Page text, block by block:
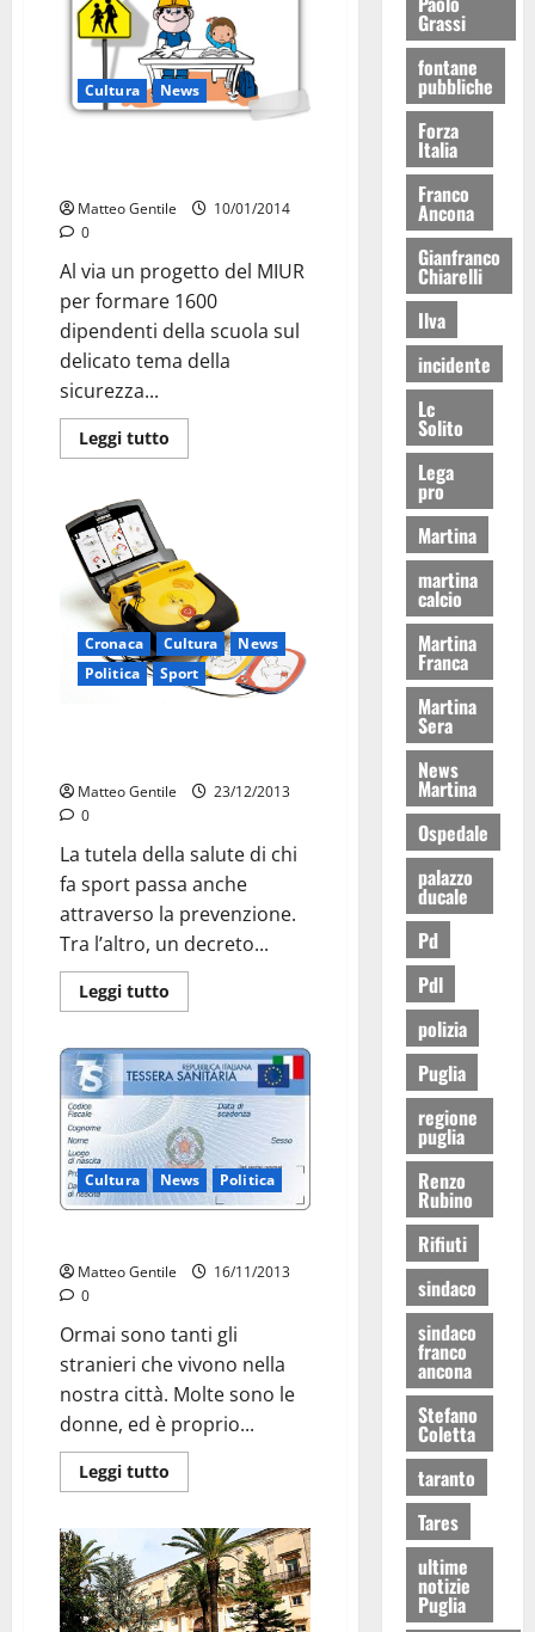
Cultura News
Matteo Gentile
10/01/2014
0
Al via un progetto del MIUR
per formare 1600
dipendenti della scuola sul
delicato tema della
sicurezza...
Leggi tutto
Cronaca Cultura
News
Politica
Sport
Matteo Gentile
23/12/2013
0
La tutela della salute di chi
fa sport passa anche
attraverso la prevenzione.
Tra l’altro, un decreto...
Leggi tutto
Cultura News Politica
Matteo Gentile
16/11/2013
0
Ormai sono tanti gli
stranieri che vivono nella
nostra città. Molte sono le
donne, ed è proprio...
Leggi tutto
Grassi
fontane
pubbliche
Forza
Italia
Franco
Ancona
Gianfranco
Chiarelli
Ilva
incidente
Lc
Solito
Lega
pro
Martina
martina
calcio
Martina
Franca
Martina
Sera
News
Martina
Ospedale
palazzo
ducale
Pd
Pdl
polizia
Puglia
regione
puglia
Renzo
Rubino
Rifiuti
sindaco
sindaco
franco
ancona
Stefano
Coletta
taranto
Tares
ultime
notizie
Puglia